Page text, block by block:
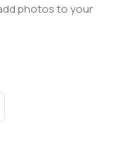
photos to your